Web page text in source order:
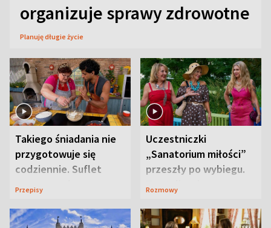
organizuje sprawy zdrowotne
Planuję długie życie
Takiego śniadania nie
przygotowuje się
codziennie. Suflet
serowy zachwyca
Przepisy
Uczestniczki
„Sanatorium miłości”
przeszły po wybiegu.
Te stylizacje
Rozmowy